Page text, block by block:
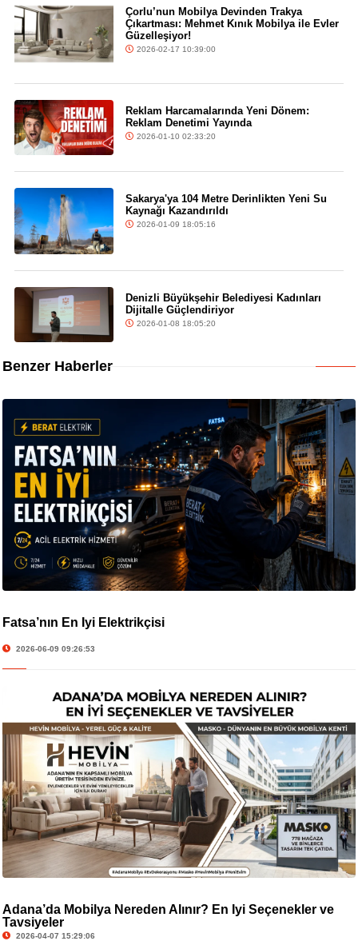
Çorlu’nun Mobilya Devinden Trakya
Çıkartması: Mehmet Kınık Mobilya ile Evler
Güzelleşiyor!
2026-02-17 10:39:00
Reklam Harcamalarında Yeni Dönem:
Reklam Denetimi Yayında
2026-01-10 02:33:20
Sakarya'ya 104 Metre Derinlikten Yeni Su
Kaynağı Kazandırıldı
2026-01-09 18:05:16
Denizli Büyükşehir Belediyesi Kadınları
Dijitalle Güçlendiriyor
2026-01-08 18:05:20
Benzer Haberler
Fatsa’nın En İyi Elektrikçisi
2026-06-09 09:26:53
Adana’da Mobilya Nereden Alınır? En İyi Seçenekler ve
Tavsiyeler
2026-04-07 15:29:06